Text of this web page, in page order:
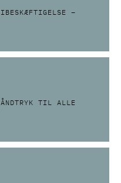
–
TIL ALLE